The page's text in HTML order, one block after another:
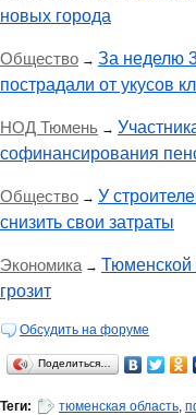
новых города
Общество → За неделю
пострадали от укусов
НОД Тюмень →
софинансирования
Общество → У
снизить свои затраты
Экономика→ Тюменской
грозит
Обсудить на форуме
Поделиться…
Теги: тюменская область,